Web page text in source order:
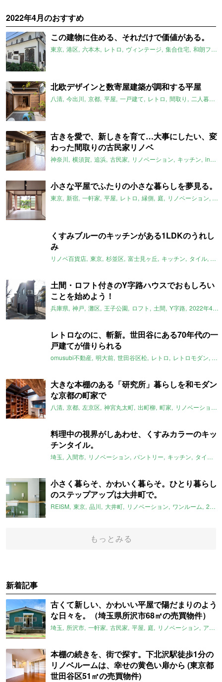
2022年4月のおすすめ
この建物に住める、それだけで価値がある。
東京 港区 六本木 レトロ ヴィンテージ 集合住宅 和朗フラット
北欧デザインと数寄屋建築が調和する平屋
八清 今出川 京都 平屋 一戸建て レトロ 間取り 二人暮らし
古きを愛で、新しきを育て…大事にしたい、変
わった間取りの古民家リノベ
神奈川 横須賀 追浜 古民家 リノベーション キッチン instagram
小さな平屋でふたりの小さな暮らしを夢見る。
東京 新宿 一軒家 平屋 レトロ 縁側 庭 リノベーション ス
くすみブルーのキッチンがある1LDKのうれし
み
リノベ百貨店 東京 杉並区 富士見ヶ丘 キッチン タイル 一
土間・ロフト付きのY字路ハウスでおもしろい
ことを始めよう！
兵庫県 神戸 灘区 王子公園 ロフト 土間 Y字路 2022年4月のおすすめ
レトロなのに、斬新。世田谷にある70年代の一
戸建てが借りられる
omusubi不動産 明大前 世田谷区松 レトロ レトロモダン 和
大きな本棚のある「研究所」暮らしを和モダン
な京都の町家で
八清 京都 左京区 神宮丸太町 出町柳 町家 リノベーション
料理中の視界がしあわせ、くすみカラーのキッ
チンタイル。
埼玉 入間市 リノベーション パントリー キッチン タイル
小さく暮らそ、かわいく暮らそ。ひとり暮らし
のステップアップは大井町で。
REISM 東京 品川 大井町 リノベーション ワンルーム 2022年4月のおすすめ
もっとみる
新着記事
古くて新しい、かわいい平屋で陽だまりのよう
な日々を。（埼玉県所沢市68㎡の売買物件）
埼玉 所沢市 一軒家 古民家 平屋 庭 リノベーション アメリカンハウス
本棚の続きを、街で探す。下北沢駅徒歩1分の
リノベルームは、幸せの黄色い扉から (東京都
世田谷区51㎡の売買物件)